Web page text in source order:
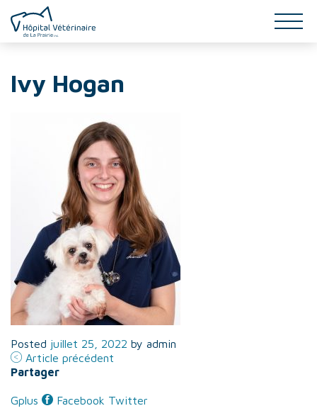
GALERIE
CONTACT
BOUTIQUE
Ivy Hogan
Posted juillet 25, 2022 by admin
Article précédent
Partager
Gplus Facebook Twitter